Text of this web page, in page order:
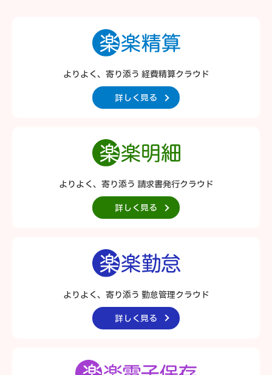
よりよく、寄り添う 経費精算クラウド
詳しく見る
よりよく、寄り添う 請求書発行クラウド
詳しく見る
よりよく、寄り添う 勤怠管理クラウド
詳しく見る